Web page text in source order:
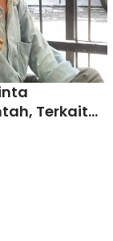
Terkait
Travel